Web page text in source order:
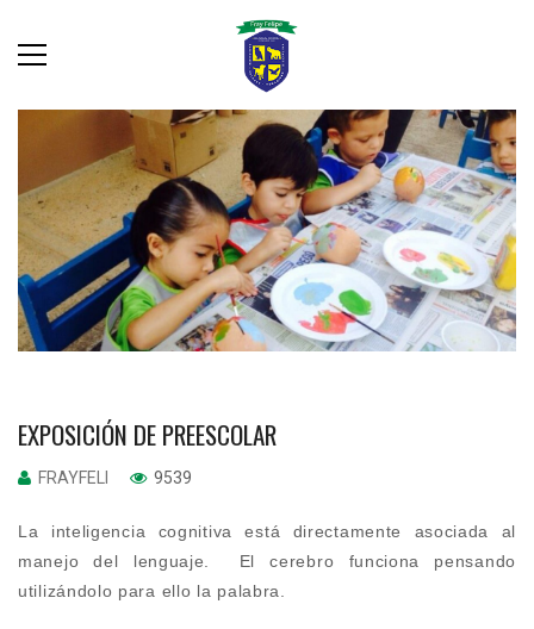
EXPOSICIÓN DE PREESCOLAR
FRAYFELI 9539
La inteligencia cognitiva está directamente asociada al
manejo del lenguaje. El cerebro funciona pensando
utilizándolo para ello la palabra.